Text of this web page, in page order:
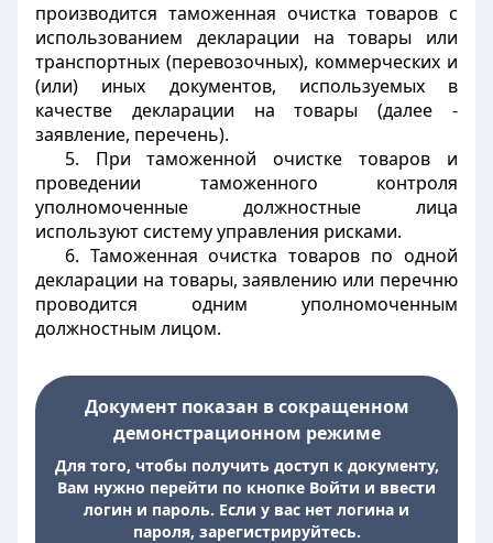
производится таможенная очистка товаров с
использованием декларации на товары или
транспортных (перевозочных), коммерческих и
(или) иных документов, используемых в
качестве декларации на товары (далее -
заявление, перечень).
5. При таможенной очистке товаров и
проведении таможенного контроля
уполномоченные должностные лица
используют систему управления рисками.
6. Таможенная очистка товаров по одной
декларации на товары, заявлению или перечню
проводится одним уполномоченным
должностным лицом.
Документ показан в сокращенном
демонстрационном режиме
Для того, чтобы получить доступ к документу,
Вам нужно перейти по кнопке Войти и ввести
логин и пароль. Если у вас нет логина и
пароля, зарегистрируйтесь.